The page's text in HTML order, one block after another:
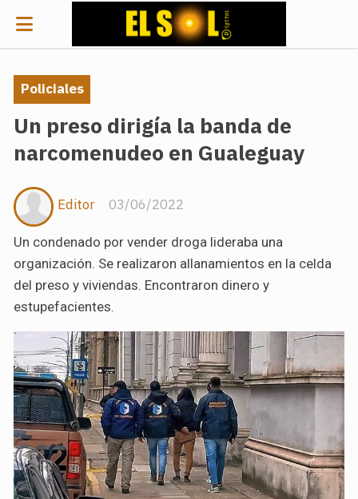
Un preso dirigía la banda de
narcomenudeo en Gualeguay
Un condenado por vender droga lideraba una
organización. Se realizaron allanamientos en la celda
del preso y viviendas. Encontraron dinero y
estupefacientes.
Policiales
03/06/2022
Editor